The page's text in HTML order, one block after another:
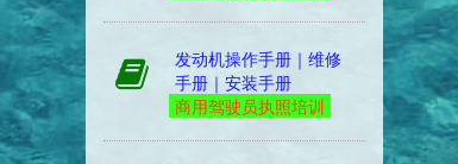
发动机操作手册｜维修
手册｜安装手册
商用驾驶员执照培训